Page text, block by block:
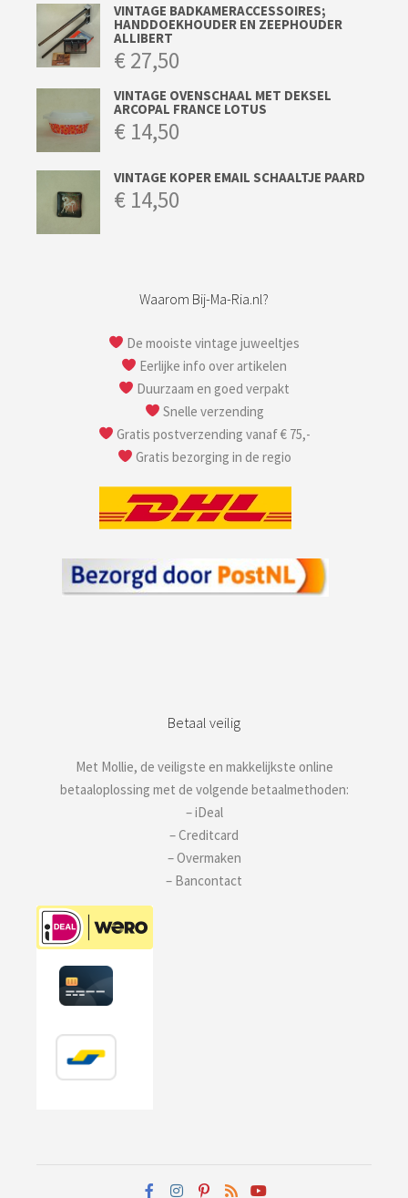
VINTAGE BADKAMERACCESSOIRES;
HANDDOEKHOUDER EN ZEEPHOUDER
ALLIBERT
€27,50
VINTAGE OVENSCHAAL MET DEKSEL
ARCOPAL FRANCE LOTUS
€ 14,50
VINTAGE KOPER EMAIL SCHAALTJE PAARD
€ 14,50
Waarom Bij-Ma-Ria.nl?
De mooiste vintage juweeltjes
Eerlijke info over artikelen
Duurzaam en goed verpakt
Snelle verzending
Gratis postverzending vanaf € 75,-
Gratis bezorging in de regio
Betaal veilig
Met Mollie, de veiligste en makkelijkste online
betaaloplossing met de volgende betaalmethoden:
– iDeal
– Creditcard
– Overmaken
– Bancontact